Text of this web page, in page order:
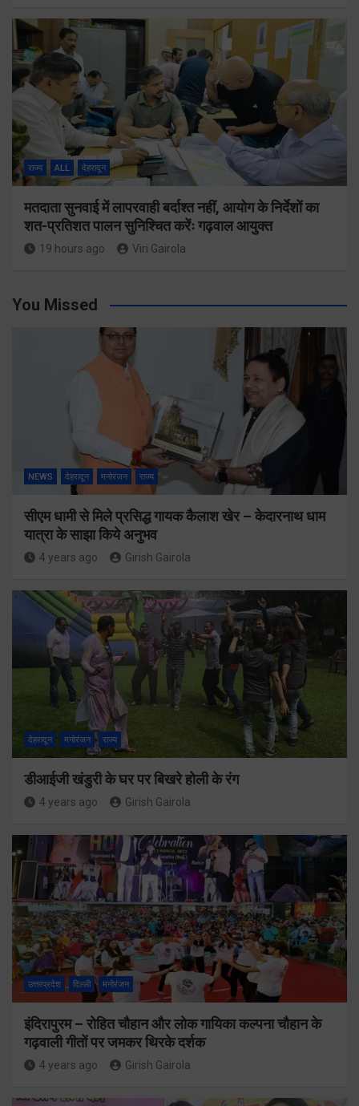
राज्य ALL देहरादून
मतदाता सुनवाई में लापरवाही बर्दाश्त नहीं, आयोग के निर्देशों का
शत-प्रतिशत पालन सुनिश्चित करेंः गढ़वाल आयुक्त
19 hours ago Viri Gairola
You Missed
NEWS देहरादून मनोरंजन राज्य
सीएम धामी से मिले प्रसिद्ध गायक कैलाश खेर – केदारनाथ धाम
यात्रा के साझा किये अनुभव
4 years ago Girish Gairola
देहरादून मनोरंजन राज्य
डीआईजी खंडुरी के घर पर बिखरे होली के रंग
4 years ago Girish Gairola
उत्तरप्रदेश दिल्ली मनोरंजन
इंदिरापुरम – रोहित चौहान और लोक गायिका कल्पना चौहान के
गढ़वाली गीतों पर जमकर थिरके दर्शक
4 years ago Girish Gairola